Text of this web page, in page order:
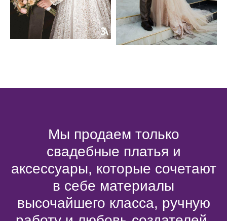
Мы продаем только
свадебные платья и
аксессуары, которые сочетают
в себе материалы
высочайшего класса, ручную